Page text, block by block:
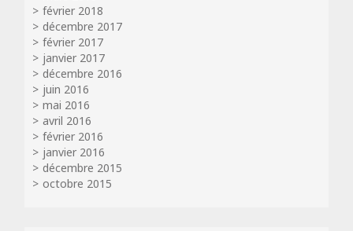
février 2018
décembre 2017
février 2017
janvier 2017
décembre 2016
juin 2016
mai 2016
avril 2016
février 2016
janvier 2016
décembre 2015
octobre 2015